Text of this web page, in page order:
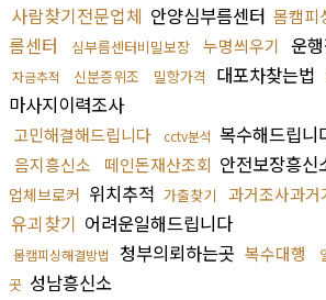
사람찾기전문업체 안양심부름센터 몸캠피
름센터
심부름센터비밀보장 누명씌우기 운
자금추적 신분증위조 밀항가격 대포차찾는법
마사지이력조사
고민해결해드립니다 cctv분석 복수해드립니
음지흥신소 떼인돈재산조회 안전보장흥신
업체브로커 위치추적 가출찾기 과거조사과거
유괴찾기 어려운일해드립니다
몸캠피싱해결방법 청부의뢰하는곳 복수대행
곳 성남흥신소